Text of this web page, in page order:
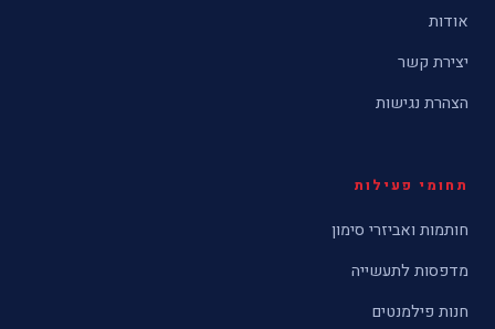
אודות
יצירת קשר
הצהרת נגישות
תחומי פעילות
חותמות ואביזרי סימון
מדפסות לתעשייה
חנות פילמנטים